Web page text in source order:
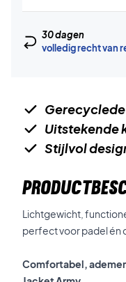
30 dagen
volledig recht van
Uitstekende
Stijlvol
Lichtgewicht,
perfect voor padel én
Comfortabel,